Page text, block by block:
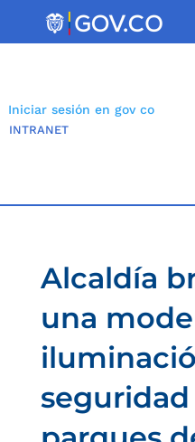
Iniciar sesión en gov co
INTRANET
Alcaldía
una
seguridad